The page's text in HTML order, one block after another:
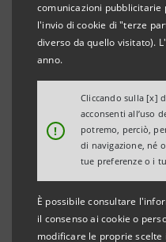
comunicazioni pubblicitarie
l'invio di cookie di "terze
diverso da quello visitato).
anno.
!
Cliccando sulla [x]
acconsenti all’uso
potremo, perciò,
di navigazione, né
tue preferenze o i
È possibile consultare
il consenso ai cookie o
modificare le proprie
INTESA
INCONTRA
STUDENTI
DI TRENTO
A Trento il programma
ispirare i giovani sui
chiave del futuro